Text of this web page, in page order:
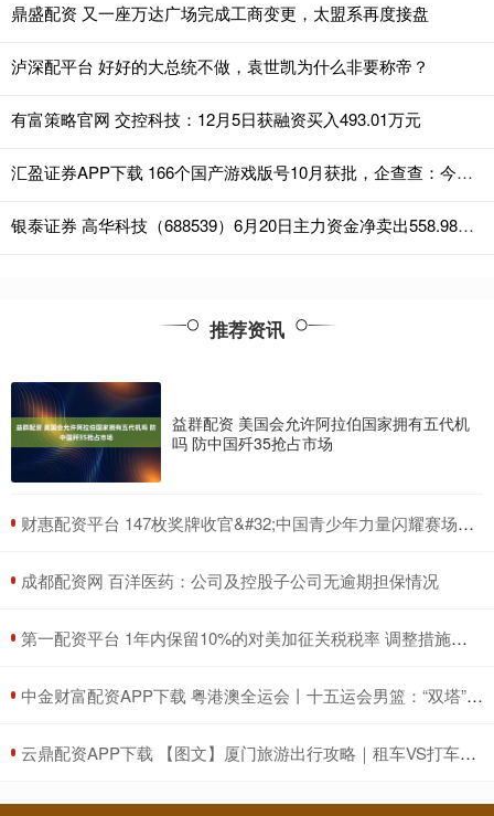
鼎盛配资 又一座万达广场完成工商变更，太盟系再度接盘
泸深配平台 好好的大总统不做，袁世凯为什么非要称帝？
有富策略官网 交控科技：12月5日获融资买入493.01万元
汇盈证券APP下载 166个国产游戏版号10月获批，企查查：今年注册量已超去年全年
银泰证券 高华科技（688539）6月20日主力资金净卖出558.98万元
推荐资讯
益群配资 美国会允许阿拉伯国家拥有五代机
吗 防中国歼35抢占市场
​财惠配资平台 147枚奖牌收官&#32;中国青少年力量闪耀赛场——巴林亚青会中国代表团综述
​成都配资网 百洋医药：公司及控股子公司无逾期担保情况
​第一配资平台 1年内保留10%的对美加征关税税率 调整措施公告发布
​中金财富配资APP下载 粤港澳全运会丨十五运会男篮：“双塔”助四川队提前晋级
​云鼎配资APP下载 【图文】厦门旅游出行攻略｜租车VS打车，算完这笔账才知道怎么选最划算！